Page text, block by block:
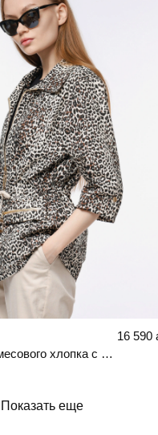
Ветровка из смесового хлопка с леопардовым принтом
16 590
Показать еще